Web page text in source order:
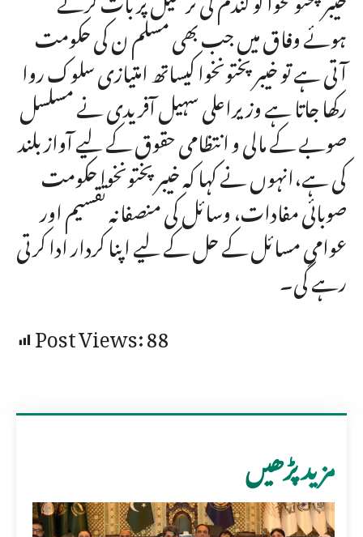
ہوئے وفاق میں جب بھی مسلم ن کی حکومت
آتی ہے تو خیبرپختونخوا کیساتھ امتیازی سلوک روا
رکھا جاتا ہے وزیراعلی سہیل آفریدی نے مسلسل
صوبے کے مالی و انتظامی حقوق کے لیے آواز بلند
کی ہے،انہوں نے کہا کہ خیبر پختونخوا حکومت
صوبائی مفادات، وسائل کی منصفانہ تقسیم اور
عوامی مسائل کے حل کے لیے اپنا کردار ادا کرتی
رہے گی۔
Post Views:88
مزید پڑھیں